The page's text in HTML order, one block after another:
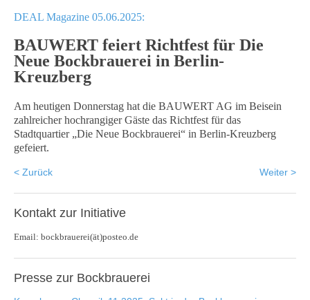
DEAL Magazine 05.06.2025:
BAUWERT feiert Richtfest für Die
Neue Bockbrauerei in Berlin-
Kreuzberg
Am heutigen Donnerstag hat die BAUWERT AG im Beisein
zahlreicher hochrangiger Gäste das Richtfest für das
Stadtquartier „Die Neue Bockbrauerei“ in Berlin-Kreuzberg
gefeiert.
< Zurück Weiter >
Kontakt zur Initiative
Email: bockbrauerei(ät)posteo.de
Presse zur Bockbrauerei